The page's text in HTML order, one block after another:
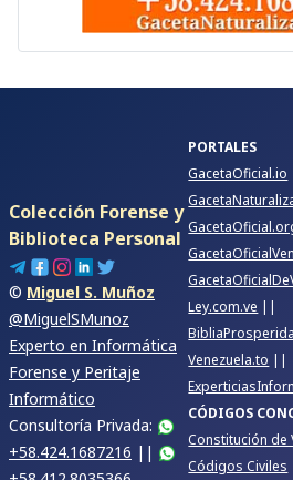
Colección Forense y
Biblioteca Personal
© Miguel S. Muñoz
@MiguelSMunoz
Experto en Informática
Forense y Peritaje
Informático
Consultoría Privada:
+58.424.1687216 ||
PORTALES
GacetaOficial.io
Ley.com.ve ||
Venezuela.to ||
CÓDIGOS
Constitución de
Códigos Civiles